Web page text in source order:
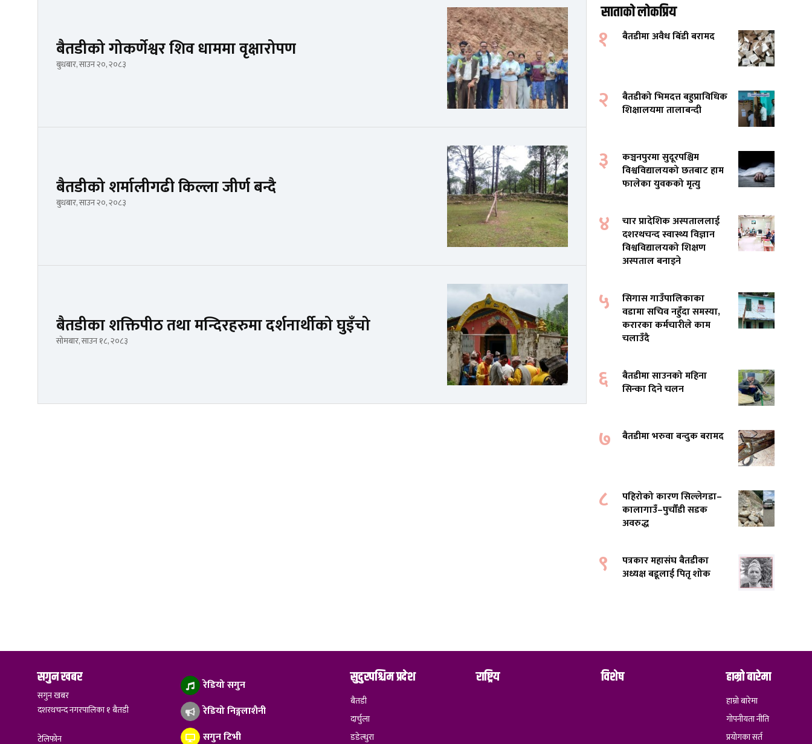
बैतडीको गोकर्णेश्वर शिव धाममा वृक्षारोपण
बुधबार, साउन २०, २०८३
बैतडीको शर्मालीगढी किल्ला जीर्ण बन्दै
बुधबार, साउन २०, २०८३
बैतडीका शक्तिपीठ तथा मन्दिरहरुमा दर्शनार्थीको घुइँचो
सोमबार, साउन १८, २०८३
साताको लोकप्रिय
१ बैतडीमा अवैध बिँडी बरामद
२
बैतडीको भिमदत्त बहुप्राविधिक
शिक्षालयमा तालाबन्दी
३
कञ्चनपुरमा सुदूरपश्चिम
विश्वविद्यालयको छतबाट हाम
फालेका युवकको मृत्यु
४
चार प्रादेशिक अस्पताललाई
दशरथचन्द स्वास्थ्य विज्ञान
विश्वविद्यालयको शिक्षण
अस्पताल बनाइने
५
सिगास गाउँपालिकाका
वडामा सचिव नहुँदा समस्या,
करारका कर्मचारीले काम
चलाउँदै
६
बैतडीमा साउनको महिना
सिन्का दिने चलन
७ बैतडीमा भरुवा बन्दुक बरामद
८
पहिरोको कारण सिल्लेगडा–
कालागाउँ–पुर्चौंडी सडक
अवरुद्ध
९
पत्रकार महासंघ बैतडीका
अध्यक्ष बडूलाई पितृ शोक
सगुन खबर
सगुन खबर
दशरथचन्द नगरपालिका १ बैतडी
टेलिफोन
रेडियो सगुन
रेडियो निङ्गलाशैनी
सगुन टिभी
सुदुरपश्चिम प्रदेश
बैतडी
दार्चुला
डडेल्धुरा
राष्ट्रिय विशेष हाम्रो बारेमा
हाम्रो बारेमा
गोपनीयता नीति
प्रयोगका सर्त